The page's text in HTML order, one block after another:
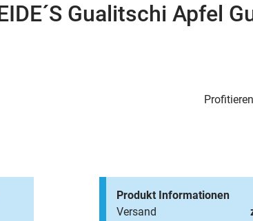
Gualitschi Apfel
Produkt Informationen
Versand